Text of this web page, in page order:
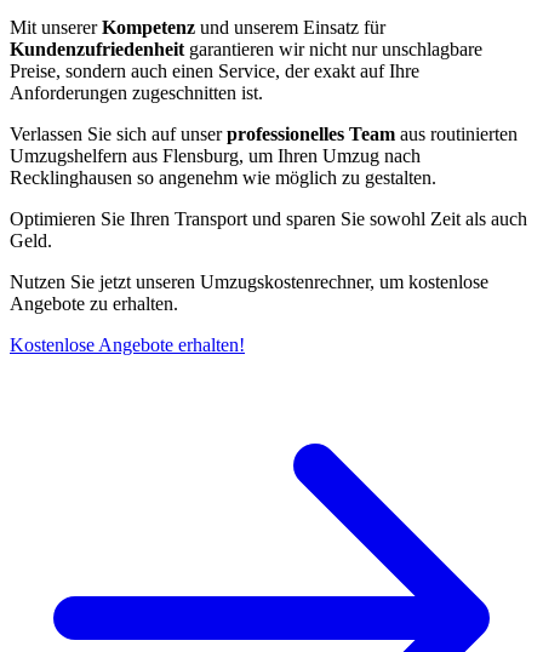
Mit unsererKompetenz und unserem Einsatz für
Kundenzufriedenheit garantieren wir nicht nur unschlagbare
Preise, sondern auch einen Service, der exakt auf Ihre
Anforderungen zugeschnitten ist.
Verlassen Sie sich auf unserprofessionelles Team aus routinierten
Umzugshelfern aus Flensburg, um Ihren Umzug nach
Recklinghausen so angenehm wie möglich zu gestalten.
Optimieren Sie Ihren Transport und sparen Sie sowohl Zeit als auch
Geld.
Nutzen Sie jetzt unseren Umzugskostenrechner, um kostenlose
Angebote zu erhalten.
Kostenlose Angebote erhalten!